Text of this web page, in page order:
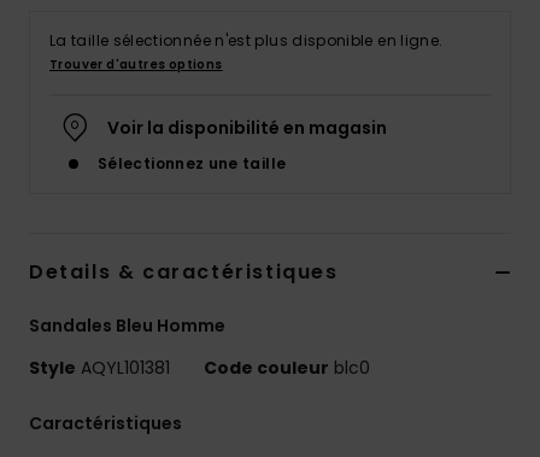
La taille sélectionnée n'est plus disponible en ligne.
Trouver d'autres options
Voir la disponibilité en magasin
Sélectionnez une taille
Details & caractéristiques
Sandales Bleu Homme
Style AQYL101381 Code couleur blc0
Caractéristiques